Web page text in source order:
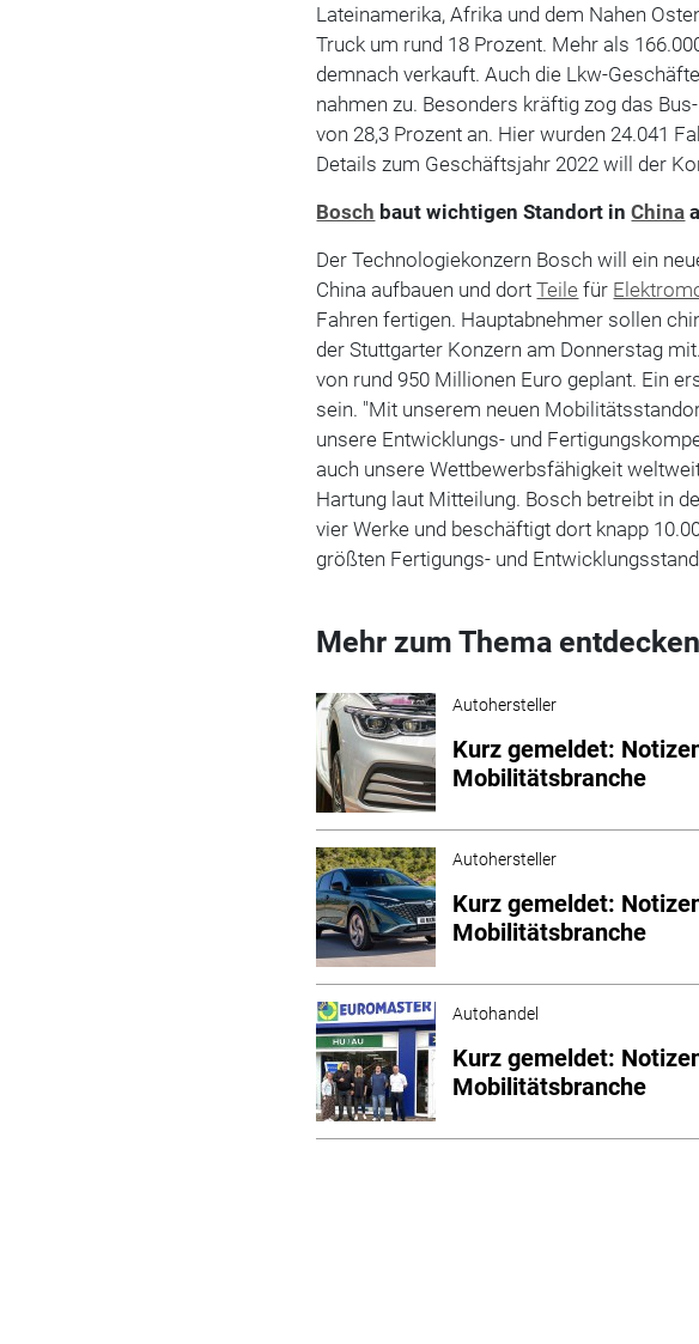
Lateinamerika, Afrika und dem Nahen
Truck um rund 18 Prozent. Mehr als
demnach verkauft. Auch die Lkw-
nahmen zu. Besonders kräftig zog das
von 28,3 Prozent an. Hier wurden 24.041
Details zum Geschäftsjahr 2022 will der
Bosch baut wichtigen Standort inChina
Der Technologiekonzern Bosch will ein
China aufbauen und dortTeile für
Fahren fertigen. Hauptabnehmer sollen
der Stuttgarter Konzern am Donnerstag
von rund 950 Millionen Euro geplant. Ein
sein. "Mit unserem neuen
unsere Entwicklungs- und
auch unsere Wettbewerbsfähigkeit
Hartung laut Mitteilung. Bosch betreibt in
vier Werke und beschäftigt dort knapp
größten Fertigungs- und
Mehr zum Thema entdecken
Autohersteller
Kurz gemeldet:
Mobilitätsbranche
Autohersteller
Kurz gemeldet:
Mobilitätsbranche
Autohandel
Kurz gemeldet:
Mobilitätsbranche